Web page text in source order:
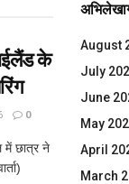
के
0
छात्र ने
August
July
June
May
April
March